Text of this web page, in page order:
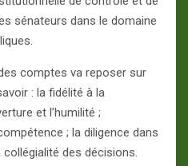
sénateurs dans le domaine
comptes va reposer sur
: la fidélité à la
et l’humilité ;
; la diligence dans
des décisions.